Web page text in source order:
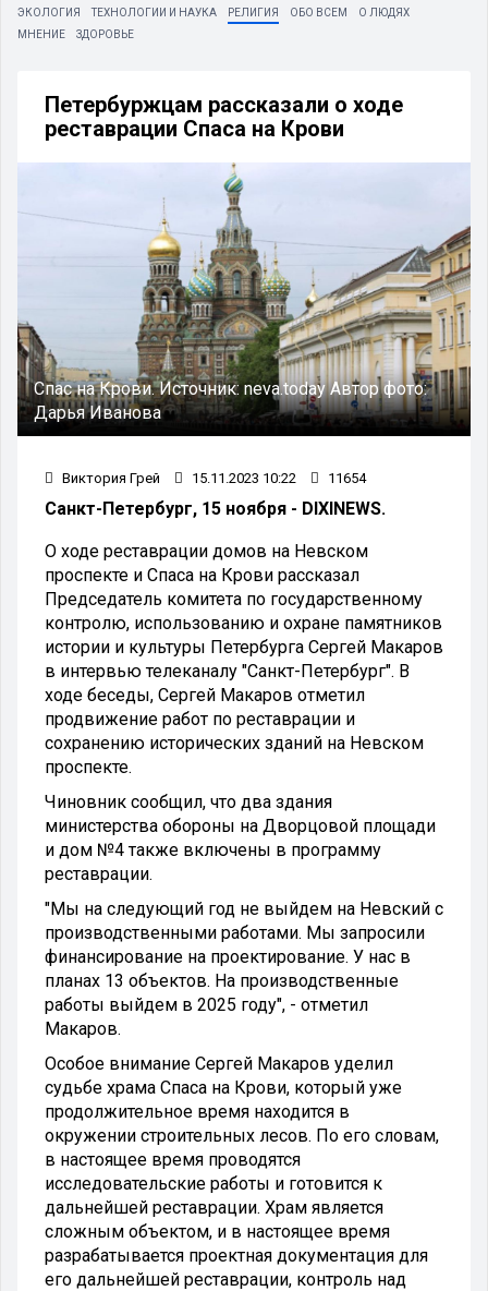
ЭКОЛОГИЯ ТЕХНОЛОГИИ И НАУКА РЕЛИГИЯ ОБО ВСЕМ
О ЛЮДЯХ
МНЕНИЕ
ЗДОРОВЬЕ
Петербуржцам рассказали о ходе
реставрации Спаса на Крови
Спас на Крови.Источник:neva.todayАвтор фото:
Дарья Иванова
Виктория Грей 15.11.2023 10:22 11654
Санкт-Петербург, 15 ноября - DIXINEWS.
О ходе реставрации домов на Невском
проспекте и Спаса на Крови рассказал
Председатель комитета по государственному
контролю, использованию и охране памятников
истории и культуры Петербурга Сергей Макаров
в интервью телеканалу "Санкт-Петербург". В
ходе беседы, Сергей Макаров отметил
продвижение работ по реставрации и
сохранению исторических зданий на Невском
проспекте.
Чиновник сообщил, что два здания
министерства обороны на Дворцовой площади
и дом №4 также включены в программу
реставрации.
"Мы на следующий год не выйдем на Невский с
производственными работами. Мы запросили
финансирование на проектирование. У нас в
планах 13 объектов. На производственные
работы выйдем в 2025 году", - отметил
Макаров.
Особое внимание Сергей Макаров уделил
судьбе храма Спаса на Крови, который уже
продолжительное время находится в
окружении строительных лесов. По его словам,
в настоящее время проводятся
исследовательские работы и готовится к
дальнейшей реставрации. Храм является
сложным объектом, и в настоящее время
разрабатывается проектная документация для
его дальнейшей реставрации, контроль над